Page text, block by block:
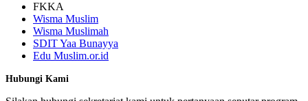
FKKA
Wisma Muslim
Wisma Muslimah
SDIT Yaa Bunayya
Edu Muslim.or.id
Hubungi Kami